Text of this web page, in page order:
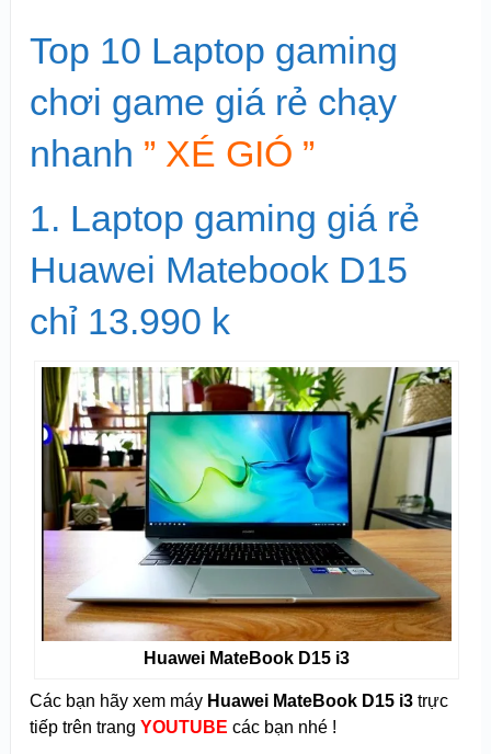
Top 10 Laptop gaming
chơi game giá rẻ chạy
nhanh ” XÉ GIÓ ”
1. Laptop gaming giá rẻ
Huawei Matebook D15
chỉ 13.990 k
Huawei MateBook D15 i3
Các bạn hãy xem máy Huawei MateBook D15 i3 trực
tiếp trên trang YOUTUBE các bạn nhé !